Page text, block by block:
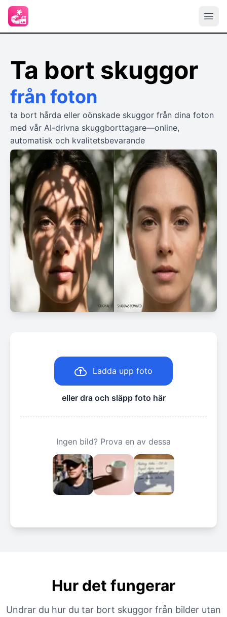
Ta bort skuggor
från foton
ta bort hårda eller oönskade skuggor från dina foton
med vår AI-drivna skuggborttagare—online,
automatisk och kvalitetsbevarande
Ladda upp foto
eller dra och släpp foto här
Ingen bild? Prova en av dessa
Hur det fungerar
Undrar du hur du tar bort skuggor från bilder utan